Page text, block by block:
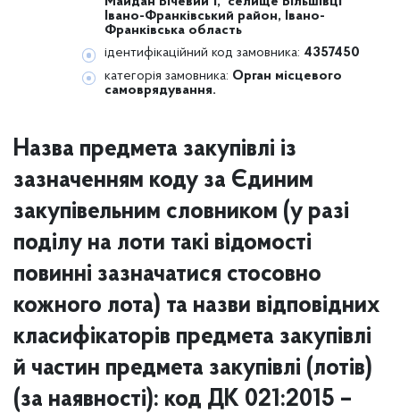
Івано-Франківський район, Івано-
Франківська область
ідентифікаційний код замовника: 4357450
категорія замовника: Орган місцевого
самоврядування.
Назва предмета закупівлі із
зазначенням коду за Єдиним
закупівельним словником (у разі
поділу на лоти такі відомості
повинні зазначатися стосовно
кожного лота) та назви відповідних
класифікаторів предмета закупівлі
й частин предмета закупівлі (лотів)
(за наявності): код ДК 021:2015 –